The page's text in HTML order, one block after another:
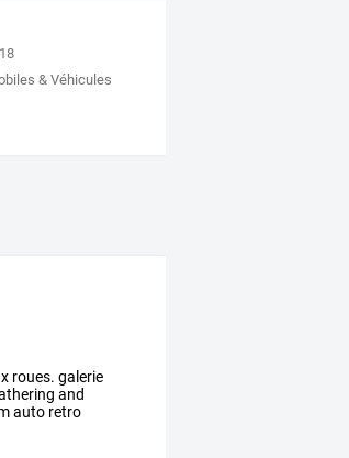
& Véhicules
roues. galerie
and
auto retro